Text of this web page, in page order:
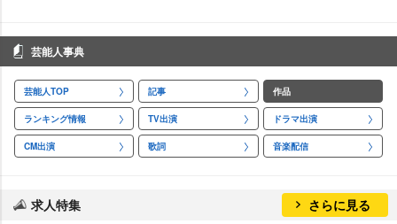
芸能人事典
芸能人TOP 記事 作品
ランキング情報 TV出演 ドラマ出演
CM出演 歌詞 音楽配信
求人特集 さらに見る